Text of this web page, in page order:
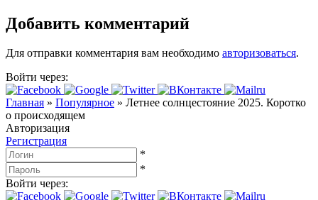
Добавить комментарий
Для отправки комментария вам необходимо авторизоваться.
Войти через:
Главная » Популярное » Летнее солнцестояние 2025. Коротко
о происходящем
Авторизация
Регистрация
*
*
Войти через: